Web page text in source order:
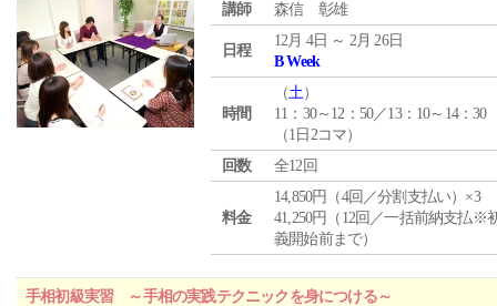
講師 森信 彰雄
日程
12月 4日 ～ 2月 26日
B Week
時間
（土）
11：30～12：50／13：10～14：30
（1日2コマ）
回数
全12回
料金
14,850円（4回／分割支払い）×3
41,250円（12回／一括前納支払※
義開始前まで）
手相初級実習 ～手相の実践テクニックを身につける～